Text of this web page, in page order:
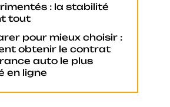
: la stabilité
tout
pour mieux choisir :
obtenir le contrat
auto le plus
en ligne